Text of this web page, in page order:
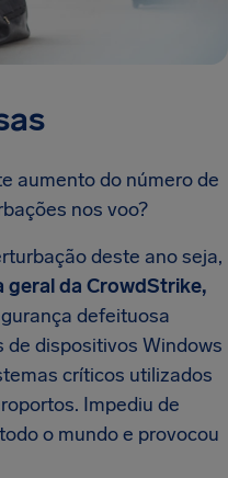
aumento do número de
nos voo?
deste ano seja,
geral da CrowdStrike,
defeituosa
de dispositivos Windows
críticos utilizados
Impediu de
o mundo e provocou